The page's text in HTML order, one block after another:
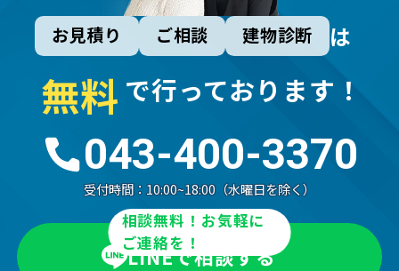
お見積り ご相談 建物診断 は
無料 で行っております！
043-400-3370
受付時間： 10:00~18:00（水曜日を除く）
相談無料！お気軽に
ご連絡を！
LINEで相談する